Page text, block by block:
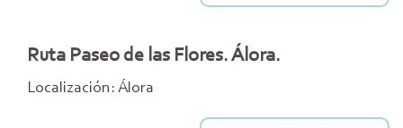
Ruta Paseo de las Flores. Álora.
Localización: Álora